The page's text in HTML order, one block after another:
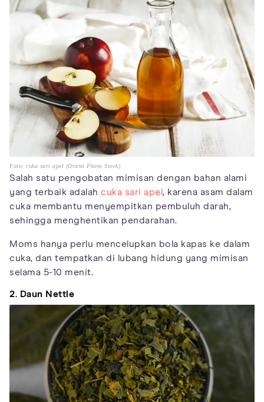
Foto: cuka sari apel (Orami Photo Stock)
Salah satu pengobatan mimisan dengan bahan alami
yang terbaik adalah cuka sari apel , karena asam dalam
cuka membantu menyempitkan pembuluh darah,
sehingga menghentikan pendarahan.
Moms hanya perlu mencelupkan bola kapas ke dalam
cuka, dan tempatkan di lubang hidung yang mimisan
selama 5-10 menit.
2. Daun Nettle